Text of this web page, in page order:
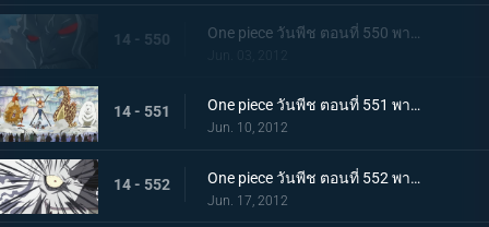
14 - 550
Jun. 03, 2012
14 - 551 One piece วันพีช ตอนที่ 551 พากย์ไทย เริ่มศึกตัดสิน ณ ลานเกียวคอร์ด!
Jun. 10, 2012
14 - 552 One piece วันพีช ตอนที่ 552 พากย์ไทย คำสารภาพที่น่าตกใจ ความจริงเบื้องหลังการลอบสังหารโอโตฮิเมะ
Jun. 17, 2012